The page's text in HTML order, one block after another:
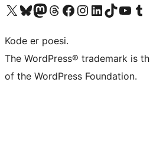
Besøk vår konto på X Visit our Bluesky account
Besøk vår Mastodon-konto
Visit our Threads account
Besøk vår Facebook-sideBesøk vår Instagram-konto
Besøk vår LinkedIn-konto
Visit our TikTok account
Visit our Visit
Kode er poesi.
The WordPress® trademark is
of the WordPress Foundation.